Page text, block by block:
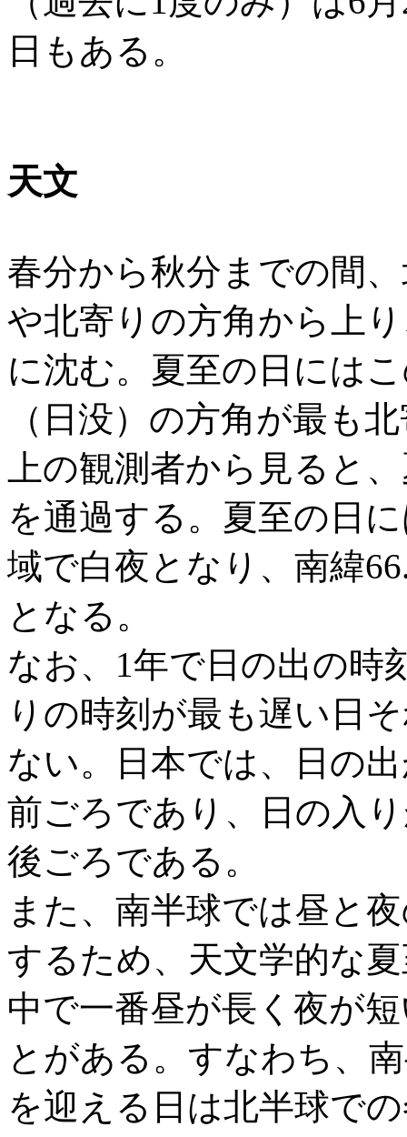
日もある。
天文
春分から秋分までの間
や北寄りの方角から上
に沈む。夏至の日には
（日没）の方角が最も
上の観測者から見ると
を通過する。夏至の日
域で白夜となり、南緯
となる。
なお、1年で日の出の時
りの時刻が最も遅い日
ない。日本では、日の
前ごろであり、日の入
後ごろである。
また、南半球では昼と
するため、天文学的な
中で一番昼が長く夜が
とがある。すなわち、
を迎える日は北半球で